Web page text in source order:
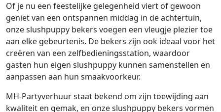
Of je nu een feestelijke gelegenheid viert of gewoon
geniet van een ontspannen middag in de achtertuin,
onze slushpuppy bekers voegen een vleugje plezier toe
aan elke gebeurtenis. De bekers zijn ook ideaal voor het
creëren van een zelfbedieningsstation, waardoor
gasten hun eigen slushpuppy kunnen samenstellen en
aanpassen aan hun smaakvoorkeur.
MH-Partyverhuur staat bekend om zijn toewijding aan
kwaliteit en gemak, en onze slushpuppy bekers vormen